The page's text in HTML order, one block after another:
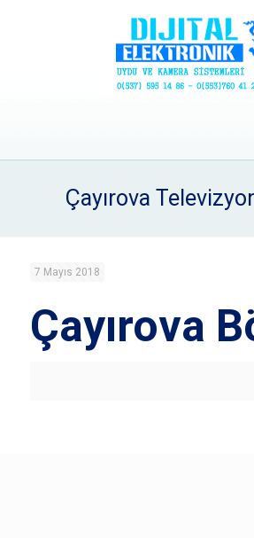
Çayırova
7 Mayıs 2018
Çayırova